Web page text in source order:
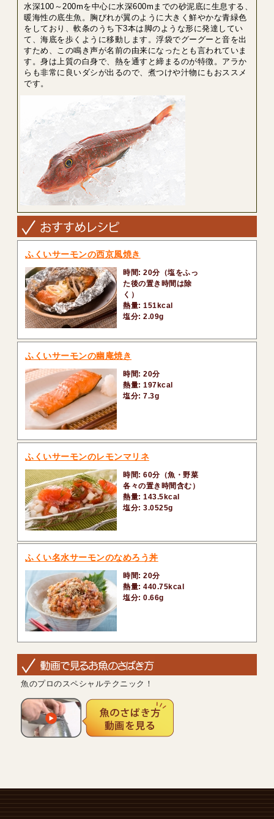
水深100～200mを中心に水深600mまでの砂泥底に生息する、
暖海性の底生魚。胸びれが翼のように大きく鮮やかな青緑色
をしており、軟条のうち下3本は脚のような形に発達してい
て、海底を歩くように移動します。浮袋でグーグーと音を出
すため、この鳴き声が名前の由来になったとも言われていま
す。身は上質の白身で、熱を通すと締まるのが特徴。アラか
らも非常に良いダシが出るので、煮つけや汁物にもおススメ
です。
ふくいサーモンの西京風焼き
時間: 20分（塩をふっ
た後の置き時間は除
く）
熱量: 151kcal
塩分: 2.09g
ふくいサーモンの幽庵焼き
時間: 20分
熱量: 197kcal
塩分: 7.3g
ふくいサーモンのレモンマリネ
時間: 60分（魚・野菜
各々の置き時間含む）
熱量: 143.5kcal
塩分: 3.0525g
ふくい名水サーモンのなめろう丼
時間: 20分
熱量: 440.75kcal
塩分: 0.66g
魚のプロのスペシャルテクニック！